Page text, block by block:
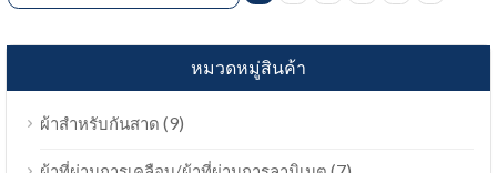
หมวดหมู่สินค้า
ผ้าสำหรับกันสาด (9)